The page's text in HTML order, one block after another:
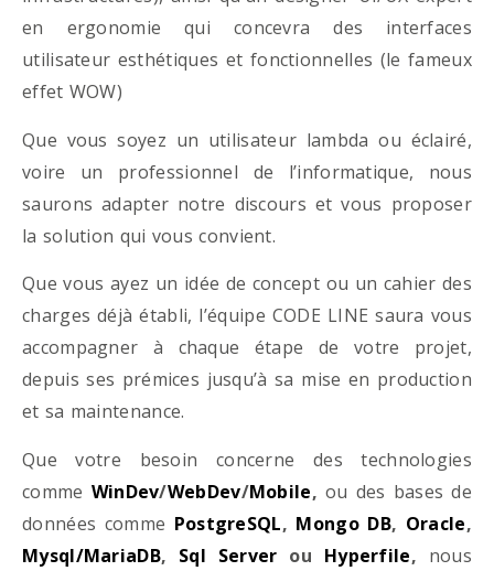
en ergonomie qui concevra des interfaces
utilisateur esthétiques et fonctionnelles (le fameux
effet WOW)
Que vous soyez un utilisateur lambda ou éclairé,
voire un professionnel de l’informatique, nous
saurons adapter notre discours et vous proposer
la solution qui vous convient.
Que vous ayez un idée de concept ou un cahier des
charges déjà établi, l’équipe CODE LINE saura vous
accompagner à chaque étape de votre projet,
depuis ses prémices jusqu’à sa mise en production
et sa maintenance.
Que votre besoin concerne des technologies
comme WinDev/WebDev/Mobile, ou des bases de
données comme PostgreSQL, Mongo DB, Oracle,
Mysql/MariaDB, Sql Server ou Hyperfile, nous